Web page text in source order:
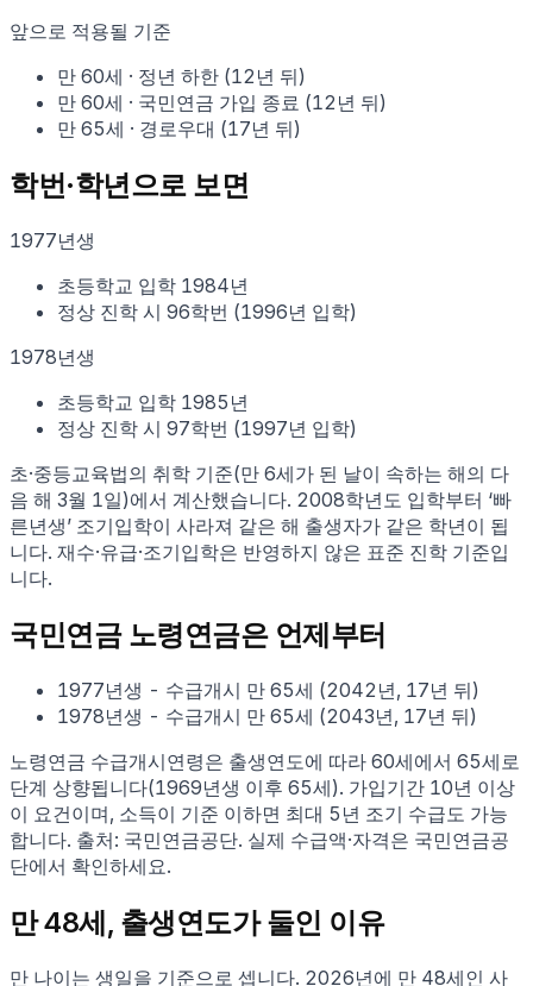
앞으로 적용될 기준
만 60세 · 정년 하한 (12 년 뒤)
만 60세 · 국민연금 가입 종료 (12 년 뒤)
만 65세 · 경로우대 (17년 뒤)
학번·학년으로 보면
1977년생
초등학교 입학 1984년
정상 진학 시 96학번 (1996년 입학)
1978년생
초등학교 입학 1985 년
정상 진학 시 97학번 (1997년 입학)
초·중등교육법의 취학 기준(만 6세가 된 날이 속하는 해의 다
음 해 3월 1일)에서 계산했습니다. 2008학년도 입학부터 ‘빠
른년생’ 조기입학이 사라져 같은 해 출생자가 같은 학년이 됩
니다. 재수·유급·조기입학은 반영하지 않은 표준 진학 기준입
니다.
국민연금 노령연금은 언제부터
1977년생 - 수급개시 만 65세 (2042 년, 17년 뒤)
1978년생 - 수급개시 만 65세 (2043년, 17년 뒤)
노령연금 수급개시연령은 출생연도에 따라 60세에서 65세로
단계 상향됩니다(1969년생 이후 65세). 가입기간 10년 이상
이 요건이며, 소득이 기준 이하면 최대 5년 조기 수급도 가능
합니다. 출처: 국민연금공단. 실제 수급액·자격은 국민연금공
단에서 확인하세요.
만48세, 출생연도가 둘인 이유
만 나이는 생일을 기준으로 셉니다. 2026년에 만 48세인 사